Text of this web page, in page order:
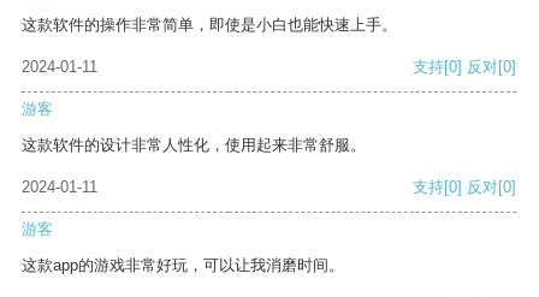
这款软件的操作非常简单，即使是小白也能快速上手。
2024-01-11 支持[0] 反对[0]
游客
这款软件的设计非常人性化，使用起来非常舒服。
2024-01-11 支持[0] 反对[0]
游客
这款app的游戏非常好玩，可以让我消磨时间。